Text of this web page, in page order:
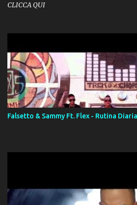
CLICCA QUI
Falsetto & Sammy Ft. Flex - Rutina